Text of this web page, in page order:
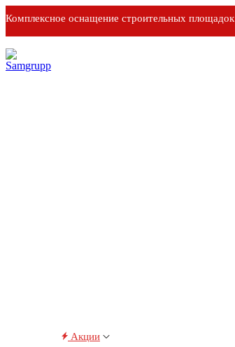
Комплексное оснащение строительных площадок
Акции